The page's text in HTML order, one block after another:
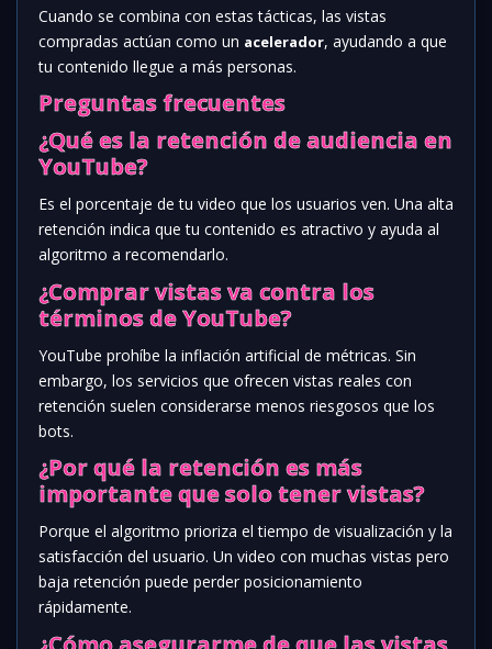
Cuando se combina con estas tácticas, las vistas
compradas actúan como un acelerador, ayudando a que
tu contenido llegue a más personas.
Preguntas frecuentes
¿Qué es la retención de audiencia en
YouTube?
Es el porcentaje de tu video que los usuarios ven. Una alta
retención indica que tu contenido es atractivo y ayuda al
algoritmo a recomendarlo.
¿Comprar vistas va contra los
términos de YouTube?
YouTube prohíbe la inflación artificial de métricas. Sin
embargo, los servicios que ofrecen vistas reales con
retención suelen considerarse menos riesgosos que los
bots.
¿Por qué la retención es más
importante que solo tener vistas?
Porque el algoritmo prioriza el tiempo de visualización y la
satisfacción del usuario. Un video con muchas vistas pero
baja retención puede perder posicionamiento
rápidamente.